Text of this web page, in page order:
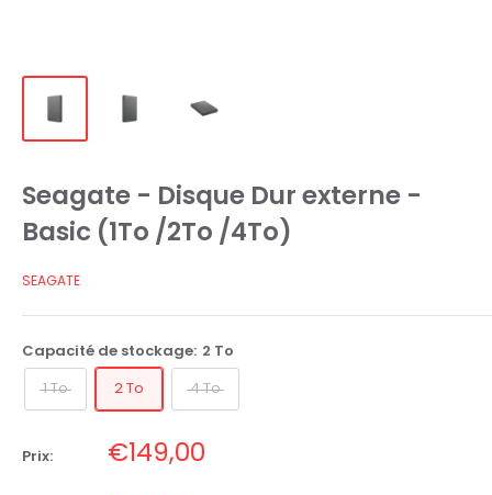
Seagate - Disque Dur externe -
Basic (1To /2To /4To)
SEAGATE
Capacité de stockage: 2 To
1 To
2 To 4 To
Prix: Prix
réduit
€149,00